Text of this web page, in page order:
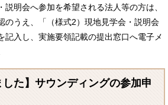
明会へ参加を希望される法人等の方は、
のうえ、「（様式2）現地見学会・説明会
記入し、実施要領記載の提出窓口へ電子メ
した】サウンディングの参加申